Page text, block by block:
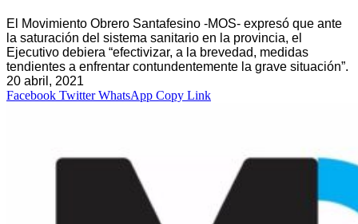
El Movimiento Obrero Santafesino -MOS- expresó que ante
la saturación del sistema sanitario en la provincia, el
Ejecutivo debiera “efectivizar, a la brevedad, medidas
tendientes a enfrentar contundentemente la grave situación”.
20 abril, 2021
Facebook Twitter WhatsApp Copy Link